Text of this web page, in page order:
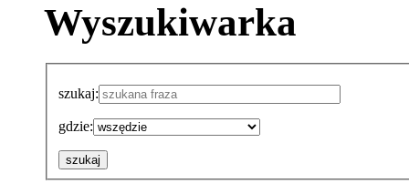
Wyszukiwarka
szukaj:
gdzie:
szukaj